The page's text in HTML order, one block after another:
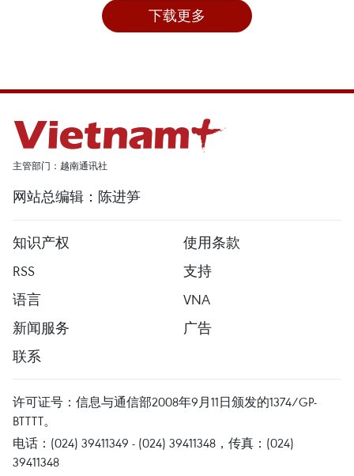
下载更多
主管部门：越南通讯社
网站总编辑：陈进笋
知识产权
使用条款
RSS
支持
语言
VNA
新闻服务
广告
联系
许可证号：信息与通信部2008年9月11日颁发的1374/GP-
BTTTT。
电话：(024) 39411349 - (024) 39411348，传真：(024)
39411348